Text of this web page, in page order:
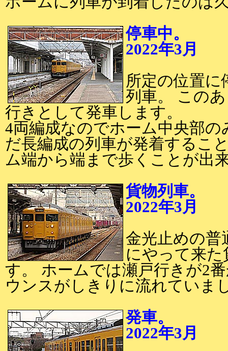
停車中。
2022年3月
所定の位置に
列車。 この
行きとして発車します。
4両編成なのでホーム中央部
だ長編成の列車が発着するこ
ム端から端まで歩くことが出
貨物列車。
2022年3月
金光止めの普
にやって来
す。 ホームでは瀬戸行きが2
ウンスがしきりに流れていま
発車。
2022年3月